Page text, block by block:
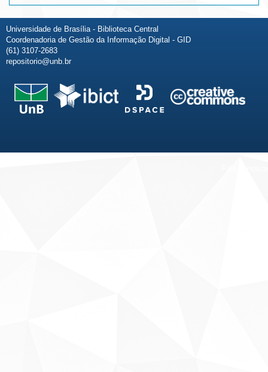
Universidade de Brasília - Biblioteca Central
Coordenadoria de Gestão da Informação Digital - GID
(61) 3107-2683
repositorio@unb.br